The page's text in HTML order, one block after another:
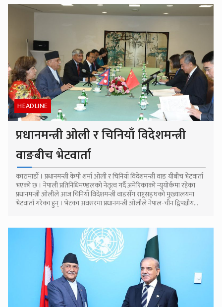
HEADLINE
प्रधानमन्त्री ओली र चिनियाँ विदेशमन्त्री
वाङबीच भेटवार्ता
काठमाडौँ । प्रधानमन्त्री केपी शर्मा ओली र चिनियाँ विदेशमन्त्री वाङ यीबीच भेटवार्ता
भएको छ । नेपाली प्रतिनिधिमण्डलको नेतृत्व गर्दै अमेरिकाको न्युयोर्कमा रहेका
प्रधानमन्त्री ओलीले आज चिनियाँ विदेशमन्त्री वाङसँग राष्ट्रसङ्घको मुख्यालयमा
भेटवार्ता गरेका हुन् । भेटका अवसरमा प्रधानमन्त्री ओलीले नेपाल-चीन द्विपक्षीय...